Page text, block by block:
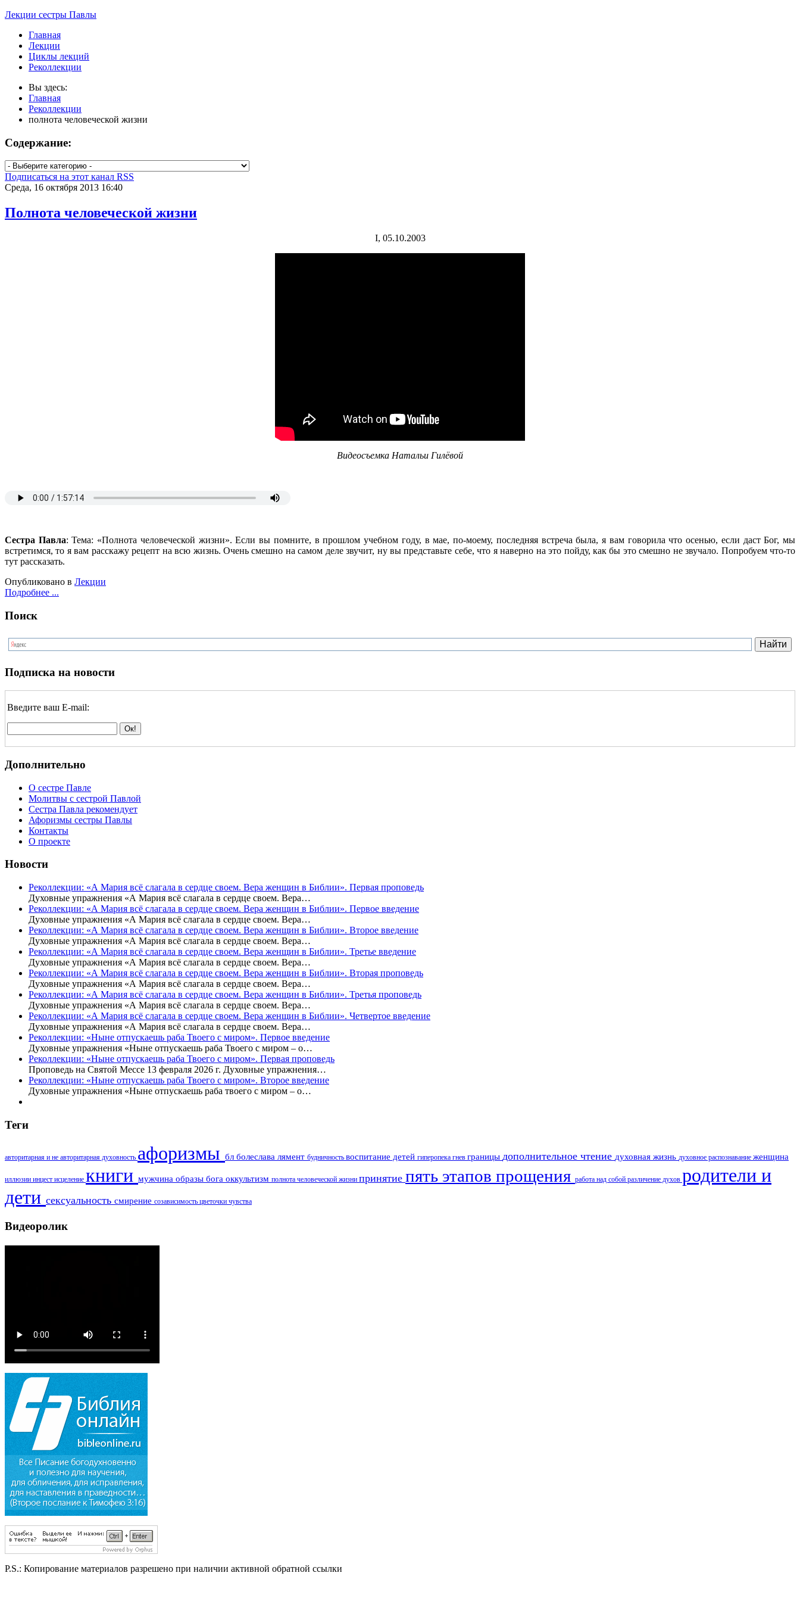
Лекции сестры Павлы
Главная
Лекции
Циклы лекций
Реколлекции
Вы здесь:
Главная
Реколлекции
полнота человеческой жизни
Содержание:
Подписаться на этот канал RSS
Среда, 16 октября 2013 16:40
Полнота человеческой жизни
I, 05.10.2003
Видеосъемка Натальи Гилёвой
Сестра Павла: Тема: «Полнота человеческой жизни». Если вы помните, в прошлом учебном году, в мае, по-моему, последняя встреча была, я вам говорила что осенью, если даст Бог, мы
встретимся, то я вам расскажу рецепт на всю жизнь. Очень смешно на самом деле звучит, ну вы представьте себе, что я наверно на это пойду, как бы это смешно не звучало. Попробуем что-то
тут рассказать.
Опубликовано в Лекции
Подробнее ...
Поиск
Подписка на новости
Введите ваш E-mail:
Дополнительно
О сестре Павле
Молитвы с сестрой Павлой
Сестра Павла рекомендует
Афоризмы сестры Павлы
Контакты
О проекте
Новости
Реколлекции: «А Мария всё слагала в сердце своем. Вера женщин в Библии». Первая проповедь
Духовные упражнения «А Мария всё слагала в сердце своем. Вера…
Реколлекции: «А Мария всё слагала в сердце своем. Вера женщин в Библии». Первое введение
Духовные упражнения «А Мария всё слагала в сердце своем. Вера…
Реколлекции: «А Мария всё слагала в сердце своем. Вера женщин в Библии». Второе введение
Духовные упражнения «А Мария всё слагала в сердце своем. Вера…
Реколлекции: «А Мария всё слагала в сердце своем. Вера женщин в Библии». Третье введение
Духовные упражнения «А Мария всё слагала в сердце своем. Вера…
Реколлекции: «А Мария всё слагала в сердце своем. Вера женщин в Библии». Вторая проповедь
Духовные упражнения «А Мария всё слагала в сердце своем. Вера…
Реколлекции: «А Мария всё слагала в сердце своем. Вера женщин в Библии». Третья проповедь
Духовные упражнения «А Мария всё слагала в сердце своем. Вера…
Реколлекции: «А Мария всё слагала в сердце своем. Вера женщин в Библии». Четвертое введение
Духовные упражнения «А Мария всё слагала в сердце своем. Вера…
Реколлекции: «Ныне отпускаешь раба Твоего с миром». Первое введение
Духовные упражнения «Ныне отпускаешь раба Твоего с миром – о…
Реколлекции: «Ныне отпускаешь раба Твоего с миром». Первая проповедь
Проповедь на Святой Мессе 13 февраля 2026 г. Духовные упражнения…
Реколлекции: «Ныне отпускаешь раба Твоего с миром». Второе введение
Духовные упражнения «Ныне отпускаешь раба твоего с миром – о…
Теги
авторитарная и не авторитарная духовность афоризмы бл болеслава лямент будничность воспитание детей гиперопека гнев границы дополнительное чтение духовная жизнь духовное распознавание женщина
иллюзии инцест исцеление книги мужчина образы бога оккультизм полнота человеческой жизни принятие пять этапов прощения работа над собой различение духов родители и
дети сексуальность смирение созависимость цветочки чувства
Видеоролик
P.S.: Копирование материалов разрешено при наличии активной обратной ссылки